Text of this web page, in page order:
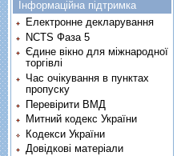
Інформаційна підтримка
Електронне декларування
NCTS Фаза 5
Єдине вікно для міжнародної
торгівлі
Час очікування в пунктах
пропуску
Перевірити ВМД
Митний кодекс України
Кодекси України
Довідкові матеріали